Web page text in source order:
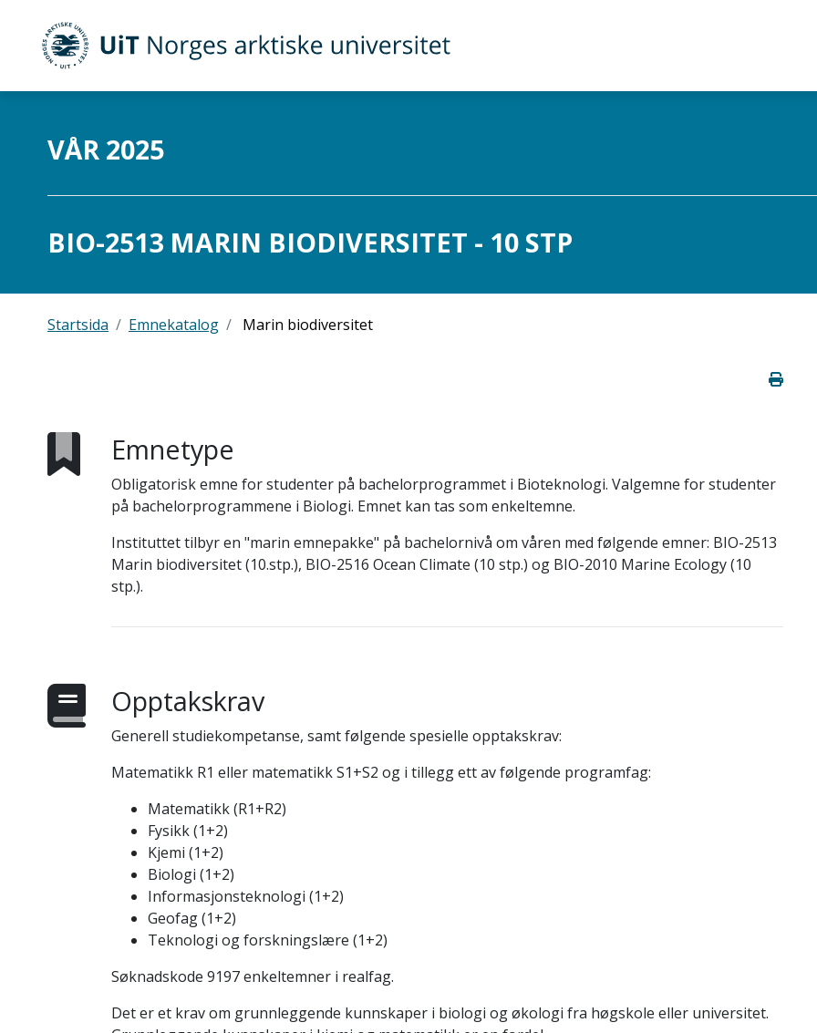
UiT Norges arktiske universitet
VÅR 2025
BIO-2513 MARIN BIODIVERSITET - 10 STP
Startsida Emnekatalog Marin biodiversitet
Emnetype
Obligatorisk emne for studenter på bachelorprogrammet i Bioteknologi. Valgemne for studenter
på bachelorprogrammene i Biologi. Emnet kan tas som enkeltemne.
Instituttet tilbyr en "marin emnepakke" på bachelornivå om våren med følgende emner: BIO-2513
Marin biodiversitet (10.stp.), BIO-2516 Ocean Climate (10 stp.) og BIO-2010 Marine Ecology (10
stp.).
Opptakskrav
Generell studiekompetanse, samt følgende spesielle opptakskrav:
Matematikk R1 eller matematikk S1+S2 og i tillegg ett av følgende programfag:
Matematikk (R1+R2)
Fysikk (1+2)
Kjemi (1+2)
Biologi (1+2)
Informasjonsteknologi (1+2)
Geofag (1+2)
Teknologi og forskningslære (1+2)
Søknadskode 9197 enkeltemner i realfag.
Det er et krav om grunnleggende kunnskaper i biologi og økologi fra høgskole eller universitet.